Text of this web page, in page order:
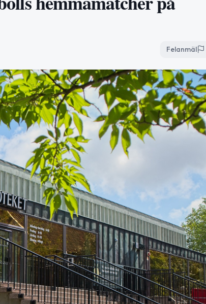
Felanmäl